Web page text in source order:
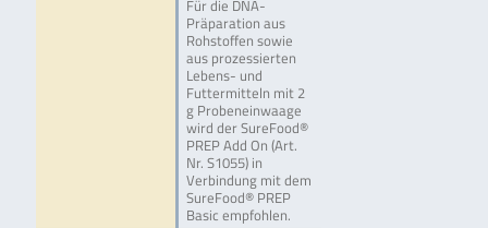
Für die DNA-
Präparation aus
Rohstoffen sowie
aus prozessierten
Lebens- und
Futtermitteln mit 2
g Probeneinwaage
wird der SureFood®
PREP Add On (Art.
Nr. S1055) in
Verbindung mit dem
SureFood® PREP
Basic empfohlen.